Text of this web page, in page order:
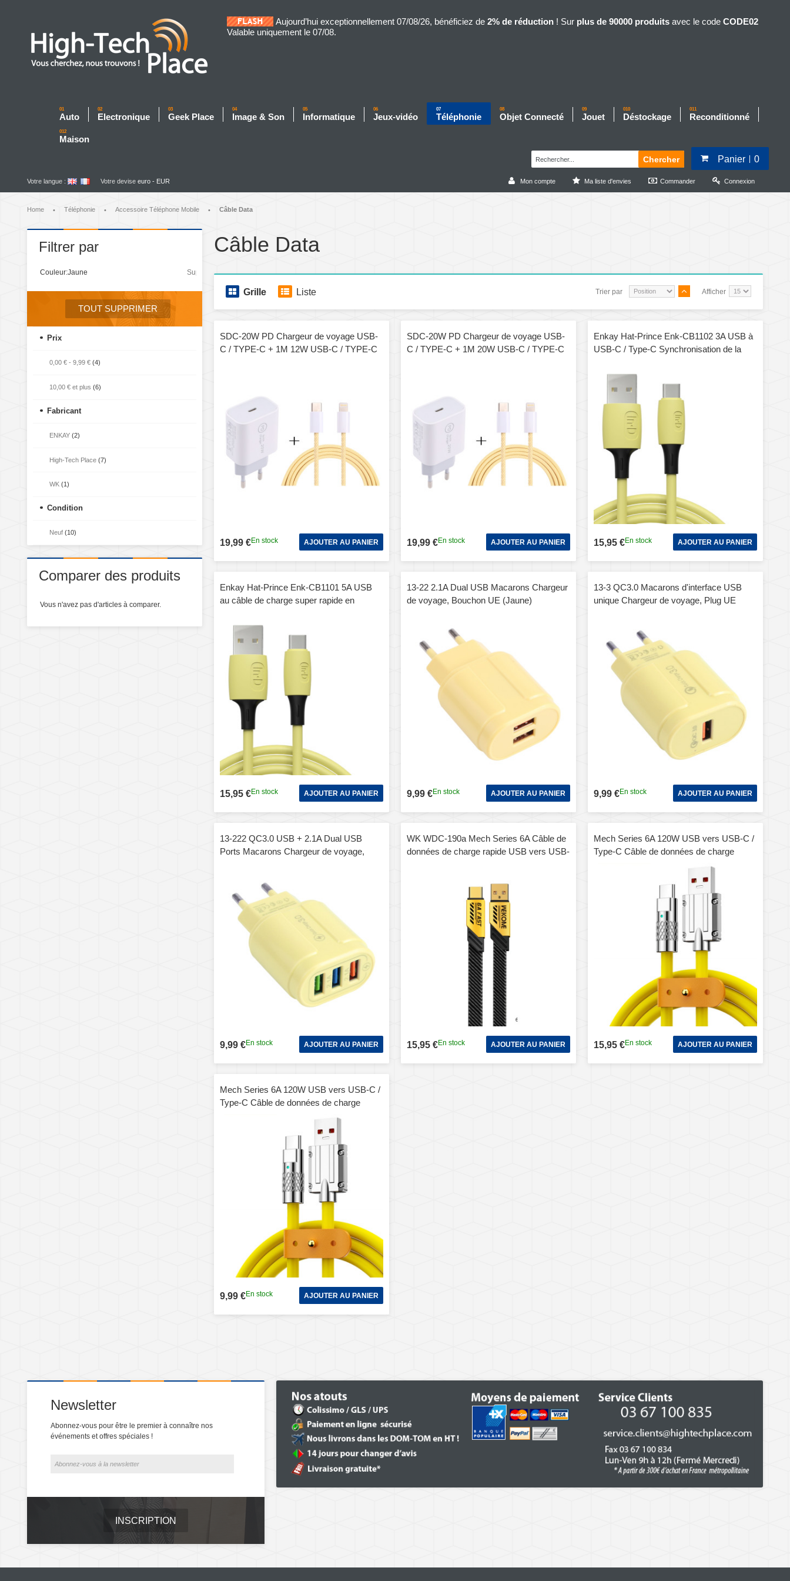
Aujourd’hui exceptionnellement 07/08/26, bénéficiez de 2% de réduction ! Sur plus de 90000 produits avec le code CODE02
Valable uniquement le 07/08.
01
Auto
02
Electronique
03
Geek Place
04
Image & Son
05
Informatique
06
Jeux-vidéo
07
Téléphonie
08
Objet Connecté
09
Jouet
010
Déstockage
011
Reconditionné
012
Maison
Panier
0
Chercher
Mon compte Ma liste d'envies Commander Connexion
Votre langue : Votre devise euro - EUR
Home • Téléphonie • Accessoire Téléphone Mobile • Câble Data
Câble Data
Grille Liste Afficher
Trier par
SDC-20W PD Chargeur de voyage USB-
C / TYPE-C + 1M 12W USB-C / TYPE-C
19,99 €En stock AJOUTER AU PANIER
SDC-20W PD Chargeur de voyage USB-
C / TYPE-C + 1M 20W USB-C / TYPE-C
19,99 €En stock AJOUTER AU PANIER
Enkay Hat-Prince Enk-CB1102 3A USB à
USB-C / Type-C Synchronisation de la
du câble: 1,8 m (jaune)
15,95 €En stock AJOUTER AU PANIER
Enkay Hat-Prince Enk-CB1101 5A USB
au câble de charge super rapide en
1,2 m (jaune)
15,95 €En stock AJOUTER AU PANIER
13-22 2.1A Dual USB Macarons Chargeur
de voyage, Bouchon UE (Jaune)
9,99 €En stock AJOUTER AU PANIER
13-3 QC3.0 Macarons d'interface USB
unique Chargeur de voyage, Plug UE
9,99 €En stock AJOUTER AU PANIER
13-222 QC3.0 USB + 2.1A Dual USB
Ports Macarons Chargeur de voyage,
9,99 €En stock AJOUTER AU PANIER
WK WDC-190a Mech Series 6A Câble de
données de charge rapide USB vers USB-
15,95 €En stock AJOUTER AU PANIER
Mech Series 6A 120W USB vers USB-C /
Type-C Câble de données de charge
rapide en silicone avec prise métallique,
15,95 €En stock AJOUTER AU PANIER
Mech Series 6A 120W USB vers USB-C /
Type-C Câble de données de charge
rapide en silicone avec prise métallique,
9,99 €En stock AJOUTER AU PANIER
Filtrer par
Couleur:Jaune
Supprimer
élément
TOUT SUPPRIMER
Prix
0,00 € - 9,99 € (4)
10,00 € et plus (6)
Fabricant
ENKAY (2)
High-Tech Place (7)
WK (1)
Condition
Neuf (10)
Comparer des produits
Vous n'avez pas d'articles à comparer.
Newsletter
Abonnez-vous pour être le premier à connaître nos
événements et offres spéciales !
INSCRIPTION